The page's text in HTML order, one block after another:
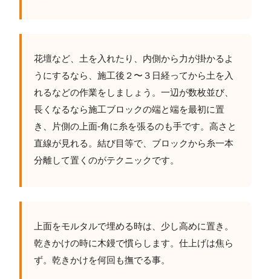
花壇など、土を入れたり、内側から力が掛かるよ
うにするなら、施工後２〜３日経ってから土を入
れるなどの作業をしましょう。一辺が数枚並び、
長くなるなら施工ブロックの端と端を最初に置
き、片側の上面-角に糸を張るのも手です。高さと
直線が見れる。結び目等で、ブロックから糸一本
分離して置くのがテクニックです。
上面をモルタルで埋める時は、少し高めに置き。
乾きかけの時に木鏝で慣らします。仕上げは焦ら
ず。乾きかけを何回も撫でる事。